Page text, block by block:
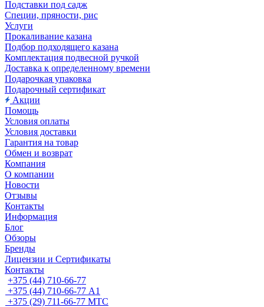
Подставки под садж
Специи, пряности, рис
Услуги
Прокаливание казана
Подбор подходящего казана
Комплектация подвесной ручкой
Доставка к определенному времени
Подарочкая упаковка
Подарочный сертификат
Акции
Помощь
Условия оплаты
Условия доставки
Гарантия на товар
Обмен и возврат
Компания
О компании
Новости
Отзывы
Контакты
Информация
Блог
Обзоры
Бренды
Лицензии и Сертификаты
Контакты
+375 (44) 710-66-77
+375 (44) 710-66-77 А1
+375 (29) 711-66-77 МТС